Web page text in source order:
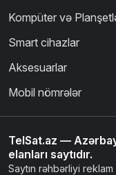
Kompüter və
Smart cihazlar
Aksesuarlar
Mobil nömrələr
TelSat.az —
elanları saytıdır.
Saytın rəhbərliyi